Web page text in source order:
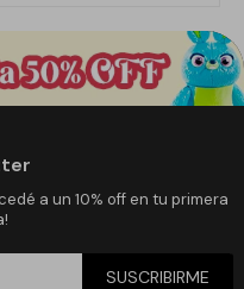
a un 10% off en tu primera
SUSCRIBIRME